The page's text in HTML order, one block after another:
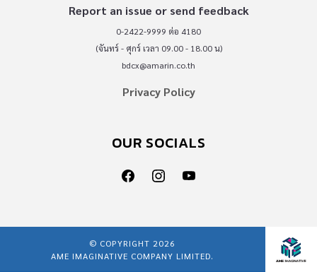
Report an issue or send feedback
0-2422-9999 ต่อ 4180
(จันทร์ - ศุกร์ เวลา 09.00 - 18.00 น)
bdcx@amarin.co.th
Privacy Policy
OUR SOCIALS
© COPYRIGHT 2026
AME IMAGINATIVE COMPANY LIMITED.